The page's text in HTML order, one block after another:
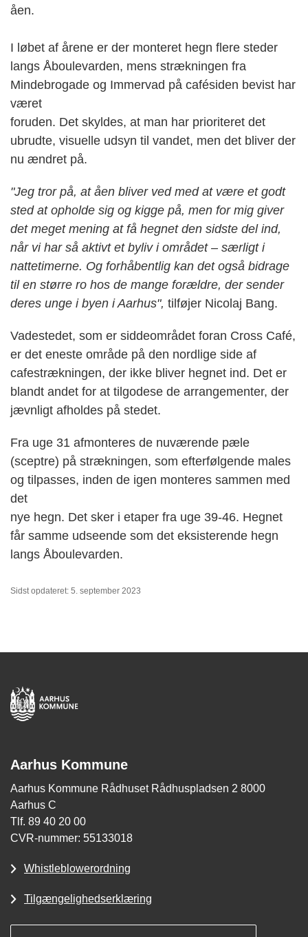
åen.
I løbet af årene er der monteret hegn flere steder
langs Åboulevarden, mens strækningen fra
Mindebrogade og Immervad på cafésiden bevist har
været
foruden. Det skyldes, at man har prioriteret det
ubrudte, visuelle udsyn til vandet, men det bliver der
nu ændret på.
"Jeg tror på, at åen bliver ved med at være et godt
sted at opholde sig og kigge på, men for mig giver
det meget mening at få hegnet den sidste del ind,
når vi har så aktivt et byliv i området – særligt i
nattetimerne. Og forhåbentlig kan det også bidrage
til en større ro hos de mange forældre, der sender
deres unge i byen i Aarhus", tilføjer Nicolaj Bang.
Vadestedet, som er siddeområdet foran Cross Café,
er det eneste område på den nordlige side af
cafestrækningen, der ikke bliver hegnet ind. Det er
blandt andet for at tilgodese de arrangementer, der
jævnligt afholdes på stedet.
Fra uge 31 afmonteres de nuværende pæle
(sceptre) på strækningen, som efterfølgende males
og tilpasses, inden de igen monteres sammen med
det
nye hegn. Det sker i etaper fra uge 39-46. Hegnet
får samme udseende som det eksisterende hegn
langs Åboulevarden.
Sidst opdateret: 5. september 2023
Aarhus Kommune
Aarhus Kommune Rådhuset Rådhuspladsen 2 8000
Aarhus C
Tlf. 89 40 20 00
CVR-nummer: 55133018
Whistleblowerordning
Tilgængelighedserklæring